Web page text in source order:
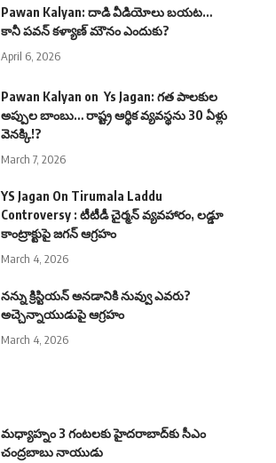
Pawan Kalyan: దాడి వీడియోలు బయట…
కానీ పవన్ కళ్యాణ్ మౌనం ఎందుకు?
April 6, 2026
Pawan Kalyan on Ys Jagan: గత పాలకుల
అప్పుల బాంబు… రాష్ట్ర ఆర్థిక వ్యవస్థను 30 ఏళ్లు
వెనక్కి!?
March 7, 2026
YS Jagan On Tirumala Laddu
Controversy : టీటీడీ చైర్మన్ వ్యవహారం, లడ్డూ
కాంట్రాక్టుపై జగన్ ఆగ్రహం
March 4, 2026
నన్ను క్రిస్టియన్ అనడానికి నువ్వు ఎవరు?
అచ్చెన్నాయుడుపై ఆగ్రహం
March 4, 2026
మధ్యాహ్నం 3 గంటలకు హైదరాబాద్‌కు సీఎం
చంద్రబాబు నాయుడు